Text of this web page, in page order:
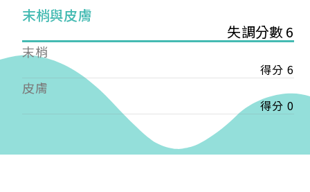
末梢與皮膚
失調分數 6
末梢
得分 6
皮膚
得分 0
費3000元，於每年度繳納。
戶名: 社團法人台灣自律神經健康培訓暨發展協會
帳號: 003-03-501566-2
銀行: (013) 國泰世華 南京東路分行